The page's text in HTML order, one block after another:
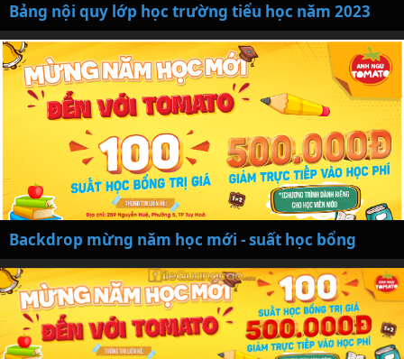
Bảng nội quy lớp học trường tiểu học năm 2023
Backdrop mừng năm học mới - suất học bổng